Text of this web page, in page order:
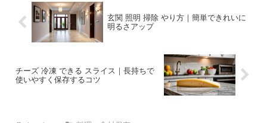
玄関 照明 掃除 やり方｜簡単できれいに
明るさアップ
チーズ 冷凍 できる スライス｜長持ちで
使いやすく保存するコツ